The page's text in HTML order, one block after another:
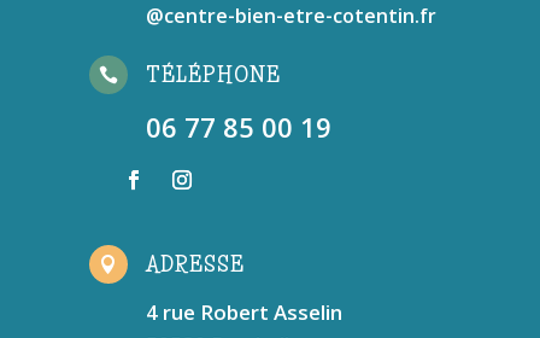
@centre-bien-etre-cotentin.fr
 TÉLÉPHONE
06 77 85 00 19
 ADRESSE
4 rue Robert Asselin